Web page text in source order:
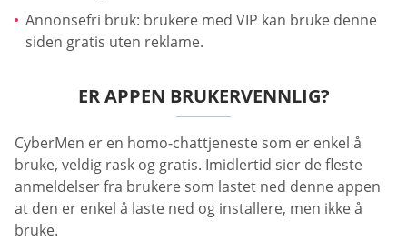
Annonsefri bruk: brukere med VIP kan bruke denne
siden gratis uten reklame.
ER APPEN BRUKERVENNLIG?
CyberMen er en homo-chattjeneste som er enkel å
bruke, veldig rask og gratis. Imidlertid sier de fleste
anmeldelser fra brukere som lastet ned denne appen
at den er enkel å laste ned og installere, men ikke å
bruke.